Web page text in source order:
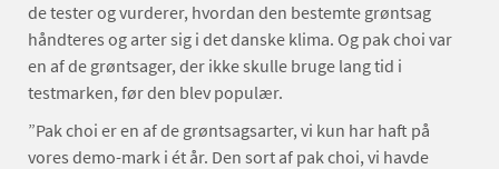
de tester og vurderer, hvordan den bestemte grøntsag
håndteres og arter sig i det danske klima. Og pak choi var
en af de grøntsager, der ikke skulle bruge lang tid i
testmarken, før den blev populær.
”Pak choi er en af de grøntsagsarter, vi kun har haft på
vores demo-mark i ét år. Den sort af pak choi, vi havde